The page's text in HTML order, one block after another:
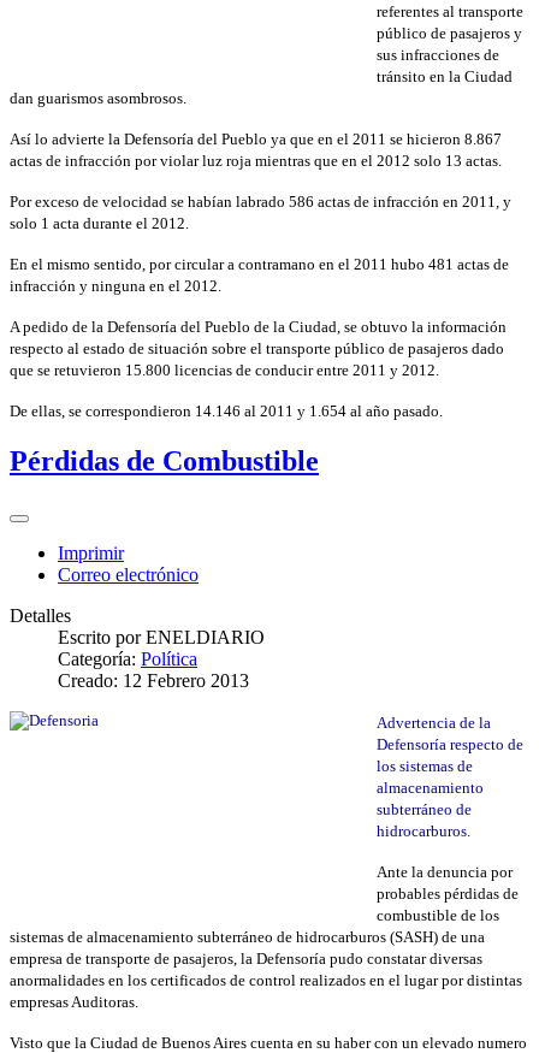
referentes al transporte
público de pasajeros y
sus infracciones de
tránsito en la Ciudad
dan guarismos asombrosos.
Así lo advierte la Defensoría del Pueblo ya que en el 2011 se hicieron 8.867
actas de infracción por violar luz roja mientras que en el 2012 solo 13 actas.
Por exceso de velocidad se habían labrado 586 actas de infracción en 2011, y
solo 1 acta durante el 2012.
En el mismo sentido, por circular a contramano en el 2011 hubo 481 actas de
infracción y ninguna en el 2012.
A pedido de la Defensoría del Pueblo de la Ciudad, se obtuvo la información
respecto al estado de situación sobre el transporte público de pasajeros dado
que se retuvieron 15.800 licencias de conducir entre 2011 y 2012.
De ellas, se correspondieron 14.146 al 2011 y 1.654 al año pasado.
Pérdidas de Combustible
Imprimir
Correo electrónico
Detalles
Escrito porENELDIARIO
Categoría: Política
Creado: 12 Febrero 2013
Advertencia de la
Defensoría respecto de
los sistemas de
almacenamiento
subterráneo de
hidrocarburos.
Ante la denuncia por
probables pérdidas de
combustible de los
sistemas de almacenamiento subterráneo de hidrocarburos (SASH) de una
empresa de transporte de pasajeros, la Defensoría pudo constatar diversas
anormalidades en los certificados de control realizados en el lugar por distintas
empresas Auditoras.
Visto que la Ciudad de Buenos Aires cuenta en su haber con un elevado numero